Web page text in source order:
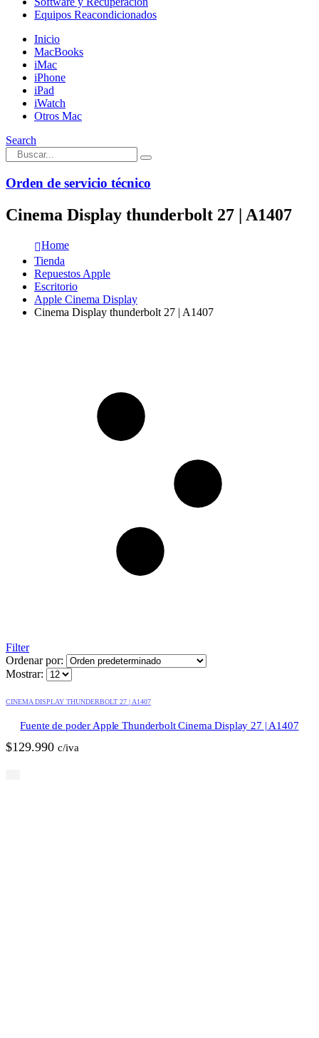
Equipos Reacondicionados
Inicio
MacBooks
iMac
iPhone
iPad
iWatch
Otros Mac
Search
Orden de servicio técnico
Cinema Display thunderbolt 27 | A1407
Home
Tienda
Repuestos Apple
Escritorio
Apple Cinema Display
Cinema Display thunderbolt 27 | A1407
Filter
Ordenar por:
Mostrar:
CINEMA DISPLAY THUNDERBOLT 27 | A1407
Fuente de poder Apple Thunderbolt Cinema Display 27 | A1407
$129.990 c/iva